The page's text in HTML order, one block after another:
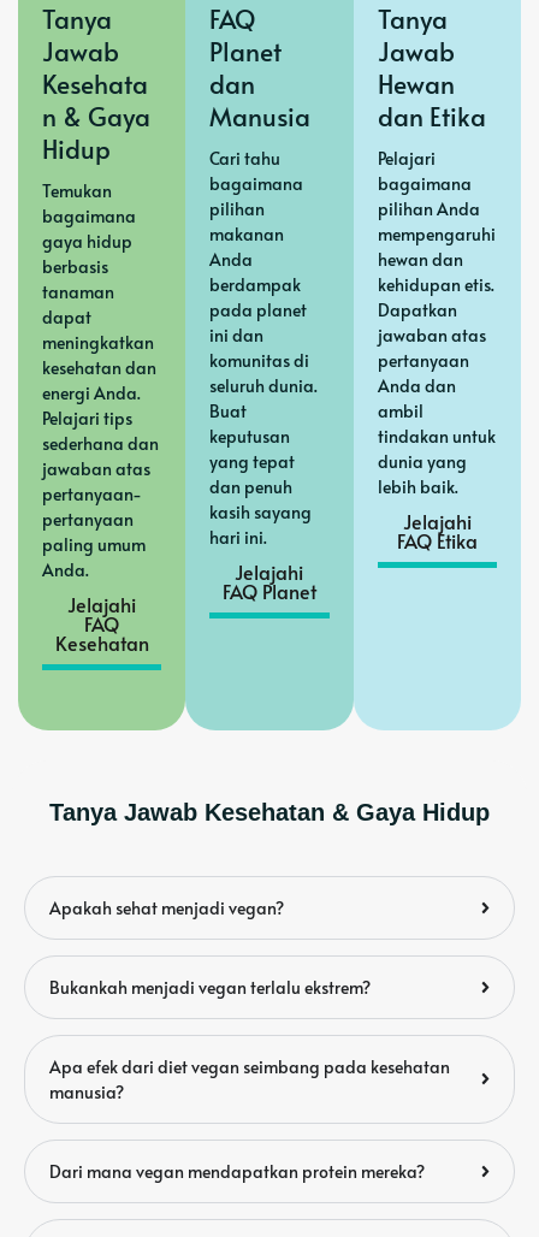
Tanya
Jawab
Kesehata
n & Gaya
Hidup
Temukan
bagaimana
gaya hidup
berbasis
tanaman
dapat
meningkatkan
kesehatan dan
energi Anda.
Pelajari tips
sederhana dan
jawaban atas
pertanyaan-
pertanyaan
paling umum
Anda.
Jelajahi
FAQ
Kesehatan
FAQ
Planet
dan
Manusia
Cari tahu
bagaimana
pilihan
makanan
Anda
berdampak
pada planet
ini dan
komunitas di
seluruh dunia.
Buat
keputusan
yang tepat
dan penuh
kasih sayang
hari ini.
Jelajahi
FAQ Planet
Tanya
Jawab
Hewan
dan Etika
Pelajari
bagaimana
pilihan Anda
mempengaruhi
hewan dan
kehidupan etis.
Dapatkan
jawaban atas
pertanyaan
Anda dan
ambil
tindakan untuk
dunia yang
lebih baik.
Jelajahi
FAQ Etika
Tanya Jawab Kesehatan & Gaya Hidup
Apakah sehat menjadi vegan?
Bukankah menjadi vegan terlalu ekstrem?
Apa efek dari diet vegan seimbang pada kesehatan
manusia?
Dari mana vegan mendapatkan protein mereka?